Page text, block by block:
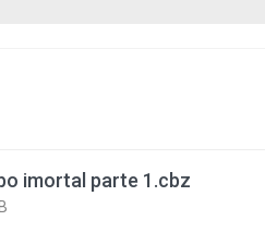
imortal parte 1.cbz